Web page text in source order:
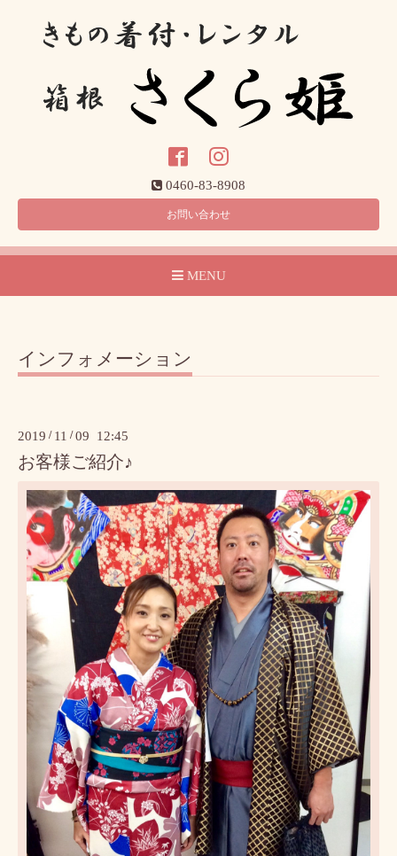
0460-83-8908
お問い合わせ
MENU
インフォメーション
2019 / 11 /09 12:45
お客様ご紹介♪